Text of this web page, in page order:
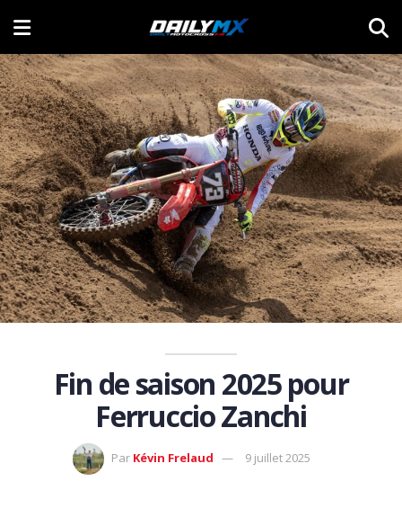
Fin de saison 2025 pour
Ferruccio Zanchi
Par Kévin Frelaud 9 juillet 2025